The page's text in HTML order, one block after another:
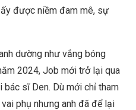
được niềm đam mê, sự
dường như vắng bóng
2024, Job mới trở lại qua
sĩ Den. Dù mới chỉ tham
phụ nhưng anh đã để lại